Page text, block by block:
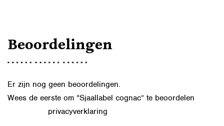
Beoordelingen
Er zijn nog geen beoordelingen.
Wees de eerste om “Sjaallabel cognac” te beoordelen
privacyverklaring